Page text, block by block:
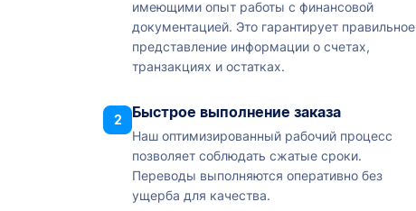
имеющими опыт работы с финансовой
документацией. Это гарантирует правильное
представление информации о счетах,
транзакциях и остатках.
2 Быстрое выполнение заказа
Наш оптимизированный рабочий процесс
позволяет соблюдать сжатые сроки.
Переводы выполняются оперативно без
ущерба для качества.